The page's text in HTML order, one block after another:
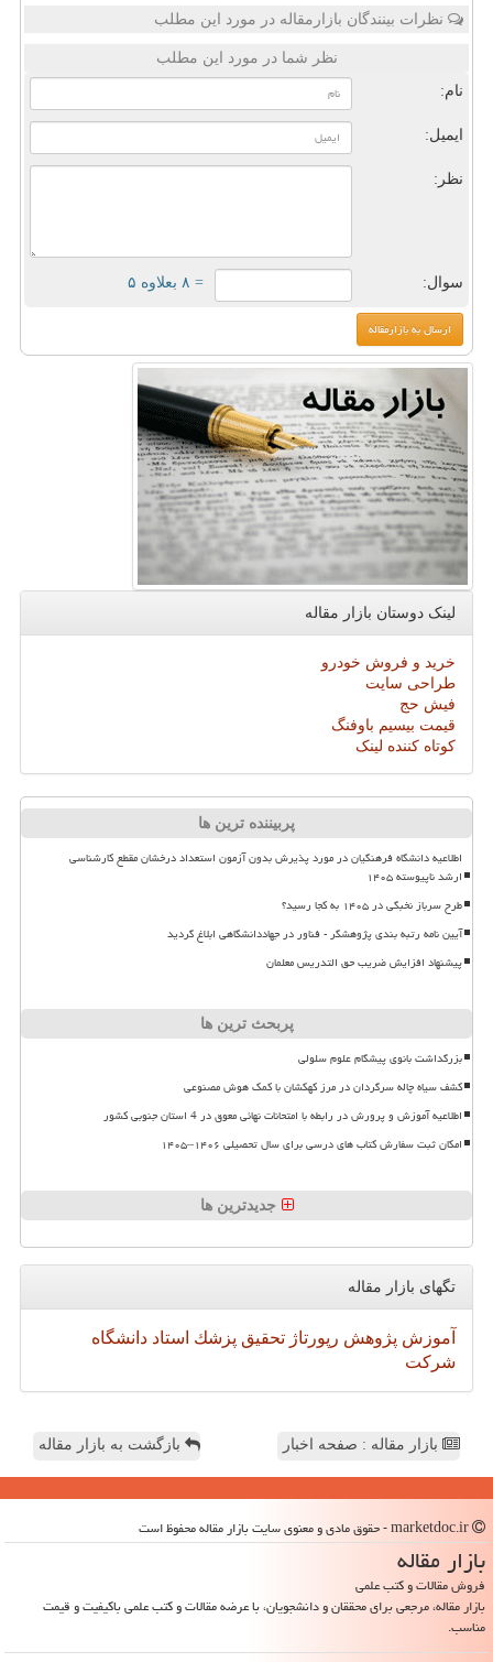
نظرات بینندگان بازارمقاله در مورد این مطلب
نظر شما در مورد این مطلب
نام:
ایمیل:
نظر:
سوال: = ۸ بعلاوه ۵
لینک دوستان بازار مقاله
خرید و فروش خودرو
طراحی سایت
فیش حج
قیمت بیسیم باوفنگ
کوتاه کننده لینک
پربیننده ترین ها
اطلاعیه دانشگاه فرهنگیان در مورد پذیرش بدون آزمون استعداد درخشان مقطع کارشناسی
ارشد ناپیوسته ۱۴۰۵
طرح سرباز نخبگی در ۱۴۰۵ به کجا رسید؟
آیین نامه رتبه بندی پژوهشگر - فناور در جهاددانشگاهی ابلاغ گردید
پیشنهاد افزایش ضریب حق التدریس معلمان
پربحث ترین ها
بزرگداشت بانوی پیشگام علوم سلولی
کشف سیاه چاله سرگردان در مرز کهکشان با کمک هوش مصنوعی
اطلاعیه آموزش و پرورش در رابطه با امتحانات نهائی معوق در 4 استان جنوبی کشور
امکان ثبت سفارش کتاب های درسی برای سال تحصیلی ۱۴۰۶–۱۴۰۵
جدیدترین ها
تگهای بازار مقاله
آموزش پژوهش رپورتاژ تحقیق پزشك استاد دانشگاه
شركت
بازار مقاله : صفحه اخبار بازگشت به بازار مقاله
بازار مقاله
فروش مقالات و کتب علمی
بازار مقاله، مرجعی برای محققان و دانشجویان، با عرضه مقالات و کتب علمی باکیفیت و قیمت
مناسب.